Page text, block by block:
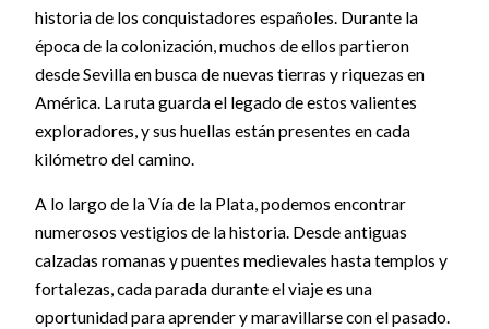
historia de los conquistadores españoles. Durante la
época de la colonización, muchos de ellos partieron
desde Sevilla en busca de nuevas tierras y riquezas en
América. La ruta guarda el legado de estos valientes
exploradores, y sus huellas están presentes en cada
kilómetro del camino.
A lo largo de la Vía de la Plata, podemos encontrar
numerosos vestigios de la historia. Desde antiguas
calzadas romanas y puentes medievales hasta templos y
fortalezas, cada parada durante el viaje es una
oportunidad para aprender y maravillarse con el pasado.